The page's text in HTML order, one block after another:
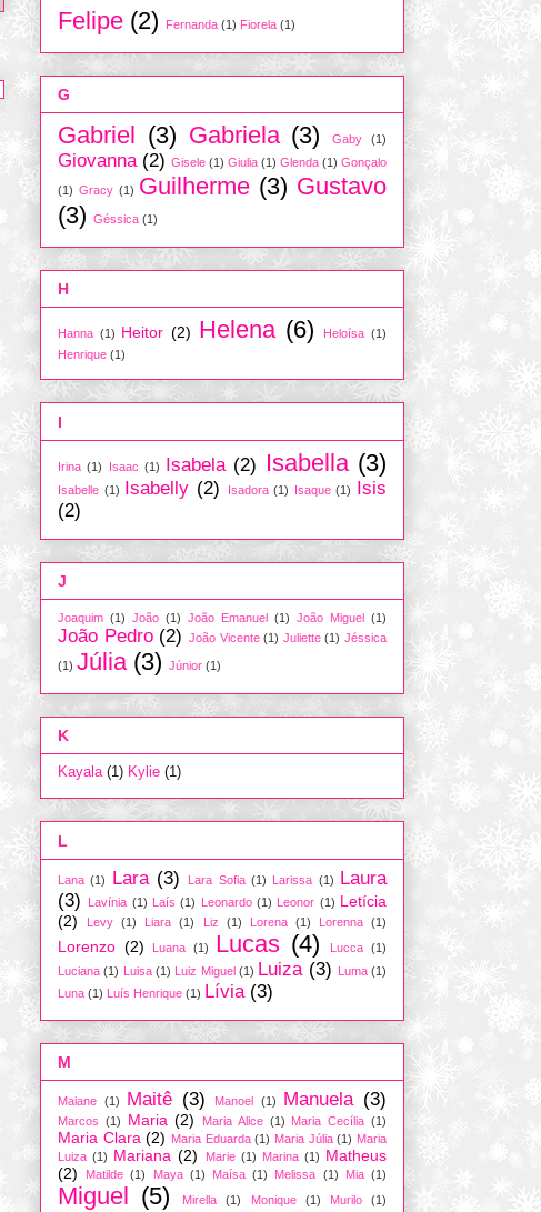
Felipe (2) Fernanda (1) Fiorela (1)
G
Gabriel (3) Gabriela (3) Gaby (1)
Giovanna (2) Gisele (1) Giulia (1) Glenda (1) Gonçalo
(1) Gracy (1) Guilherme (3) Gustavo
(3) Géssica (1)
H
Hanna (1) Heitor (2) Helena (6) Heloísa (1)
Henrique (1)
I
Irina (1) Isaac (1) Isabela (2) Isabella (3)
Isabelle (1) Isabelly (2) Isadora (1) Isaque (1) Isis
(2)
J
Joaquim (1) João (1) João Emanuel (1) João Miguel (1)
João Pedro (2) João Vicente (1) Juliette (1) Jéssica
(1) Júlia (3) Júnior (1)
K
Kayala (1) Kylie (1)
L
Lana (1) Lara (3) Lara Sofia (1) Larissa (1) Laura
(3)
Lavínia (1) Laís (1) Leonardo (1) Leonor (1) Letícia
(2)
Levy (1) Liara (1) Liz (1) Lorena (1) Lorenna (1)
Lorenzo (2) Luana (1) Lucas (4) Lucca (1)
Luciana (1) Luisa (1) Luiz Miguel (1) Luiza (3) Luma (1)
Luna (1) Luís Henrique (1) Lívia (3)
M
Maiane (1) Maitê (3) Manoel (1) Manuela (3)
Marcos (1) Maria (2) Maria Alice (1) Maria Cecília (1)
Maria Clara (2) Maria Eduarda (1) Maria Júlia (1) Maria
Luiza (1) Mariana (2) Marie (1) Marina (1) Matheus
(2)
Matilde (1) Maya (1) Maísa (1) Melissa (1) Mia (1)
Miguel (5) Mirella (1) Monique (1) Murilo
(1)